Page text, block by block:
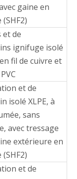
gaine en
et de
ignifuge isolé
fil de cuivre et
et de
isolé XLPE, à
sans
avec tressage
extérieure en
et de